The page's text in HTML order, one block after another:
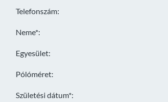
Telefonszám:
Neme*:
Egyesület:
Pólóméret:
Születési dátum*: